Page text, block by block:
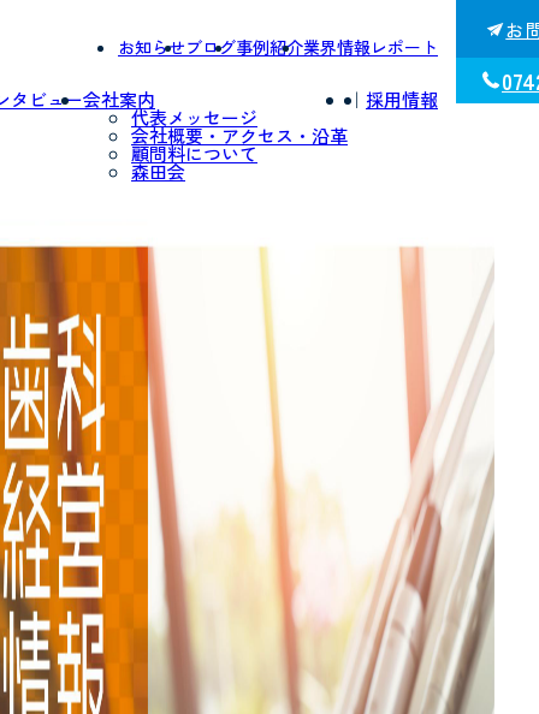
お知らせブログ事例紹介業界情報レポート
タビュー会社案内
代表メッセージ
会社概要・アクセス・沿革
顧問料について
森田会
｜ 採用情報
お